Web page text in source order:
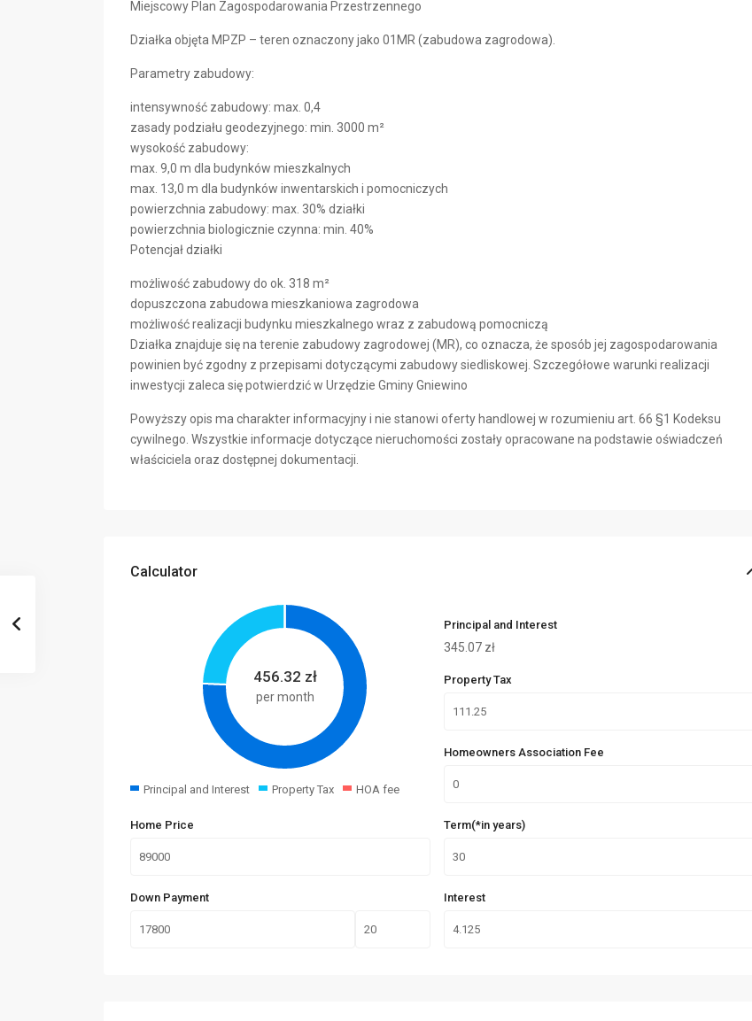
Miejscowy Plan Zagospodarowania Przestrzennego
Działka objęta MPZP – teren oznaczony jako 01MR (zabudowa zagrodowa).
Parametry zabudowy:
intensywność zabudowy: max. 0,4
zasady podziału geodezyjnego: min. 3000 m²
wysokość zabudowy:
max. 9,0 m dla budynków mieszkalnych
max. 13,0 m dla budynków inwentarskich i pomocniczych
powierzchnia zabudowy: max. 30% działki
powierzchnia biologicznie czynna: min. 40%
Potencjał działki
możliwość zabudowy do ok. 318 m²
dopuszczona zabudowa mieszkaniowa zagrodowa
możliwość realizacji budynku mieszkalnego wraz z zabudową pomocniczą
Działka znajduje się na terenie zabudowy zagrodowej (MR), co oznacza, że sposób jej zagospodarowania
powinien być zgodny z przepisami dotyczącymi zabudowy siedliskowej. Szczegółowe warunki realizacji
inwestycji zaleca się potwierdzić w Urzędzie Gminy Gniewino
Powyższy opis ma charakter informacyjny i nie stanowi oferty handlowej w rozumieniu art. 66 §1 Kodeksu
cywilnego. Wszystkie informacje dotyczące nieruchomości zostały opracowane na podstawie oświadczeń
właściciela oraz dostępnej dokumentacji.
Calculator
456.32 zł
per month
Principal and Interest Property Tax HOA fee
Principal and Interest
345.07 zł
Property Tax
Homeowners Association Fee
Home Price
Down Payment
Term(*in years)
Interest